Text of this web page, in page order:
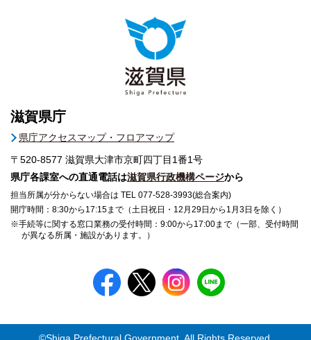
滋賀県庁
県庁アクセスマップ・フロアマップ
〒520-8577 滋賀県大津市京町四丁目1番1号
県庁各課室への直通電話は滋賀県行政機構ページから
担当所属が分からない場合は TEL 077-528-3993(総合案内)
開庁時間：8:30から17:15まで（土日祝日・12月29日から1月3日を除く）
※手続等に関する窓口業務の受付時間：9:00から17:00まで（一部、受付時間
が異なる所属・施設があります。）
©Shiga Prefectural Government. All Rights Reserved.